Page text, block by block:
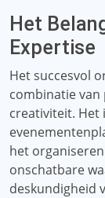
Het
Expertise
Het succesvol
combinatie
creativiteit. Het
het
onschatbare
deskundigheid